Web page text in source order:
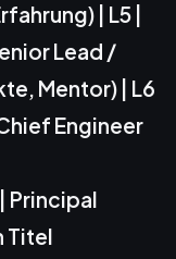
| L5 |
Lead /
Mentor) | L6
Engineer
Principal
Titel